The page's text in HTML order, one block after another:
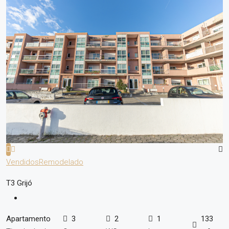
VendidosRemodelado
T3 Grijó
Apartamento
3
2
1
133